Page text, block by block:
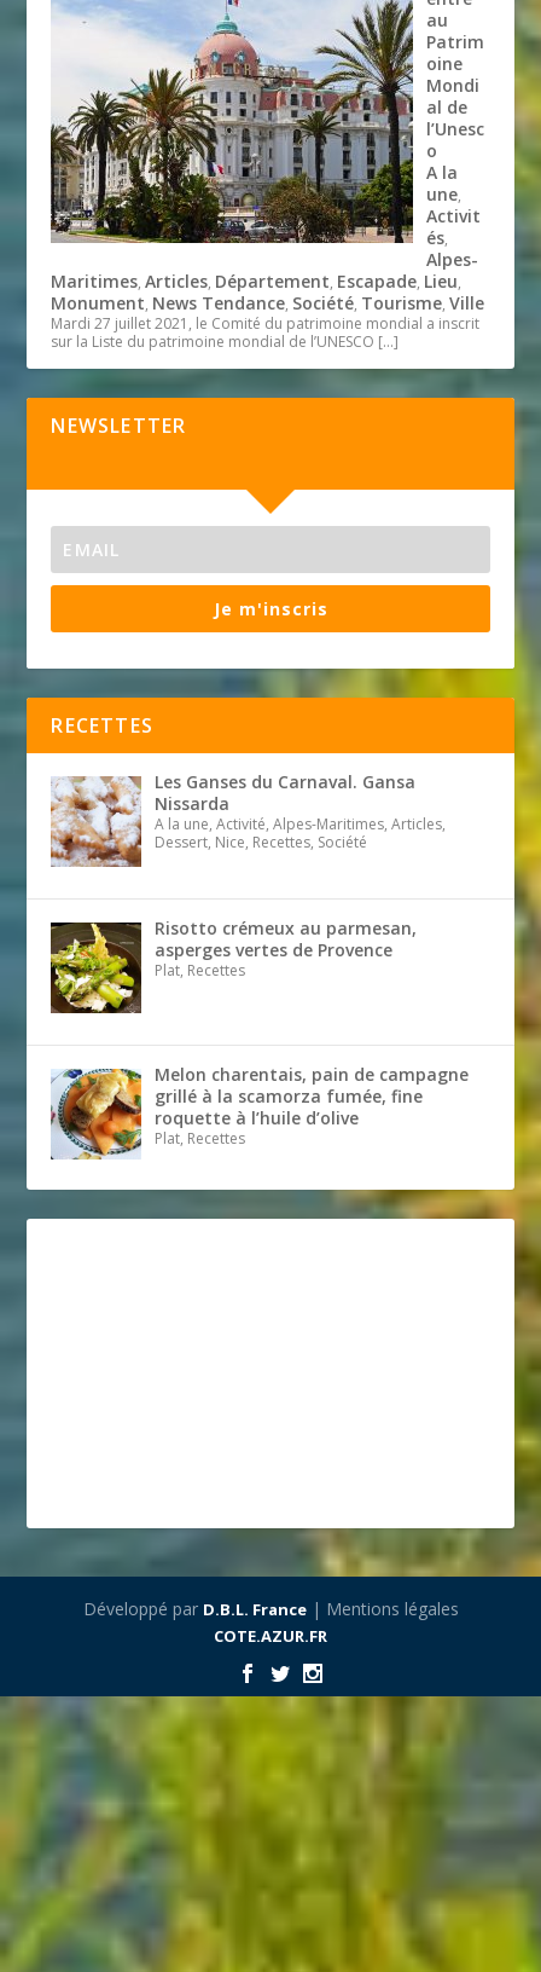
au
Patrim
oine
Mondi
al de
l’Unesc
o
A la
une,
Activit
és,
Alpes-
Maritimes,Articles, Département, Escapade, Lieu,
Monument, News Tendance, Société, Tourisme,Ville
Mardi 27 juillet 2021, le Comité du patrimoine mondial a inscrit
sur la Liste du patrimoine mondial de l’UNESCO […]
NEWSLETTER
Je m'inscris
RECETTES
Les Ganses du Carnaval. Gansa
Nissarda
A la une, Activité, Alpes-Maritimes, Articles,
Dessert, Nice, Recettes, Société
Risotto crémeux au parmesan,
asperges vertes de Provence
Plat, Recettes
Melon charentais, pain de campagne
grillé à la scamorza fumée, fine
roquette à l’huile d’olive
Plat, Recettes
Développé par D.B.L. France| Mentions légales
COTE.AZUR.FR